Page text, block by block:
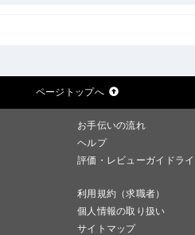
ページトップへ
お手伝いの流れ
ヘルプ
評価・レビューガイドラ
利用規約（求職者）
個人情報の取り扱い
サイトマップ